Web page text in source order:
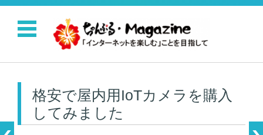
コンテンツに移動
格安で屋内用IoTカメラを購入
してみました